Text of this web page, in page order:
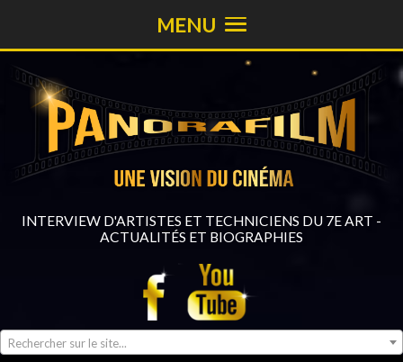
INTERVIEW D'ARTISTES ET TECHNICIENS DU 7E ART -
ACTUALITÉS ET BIOGRAPHIES
Rechercher sur le site...
MENU